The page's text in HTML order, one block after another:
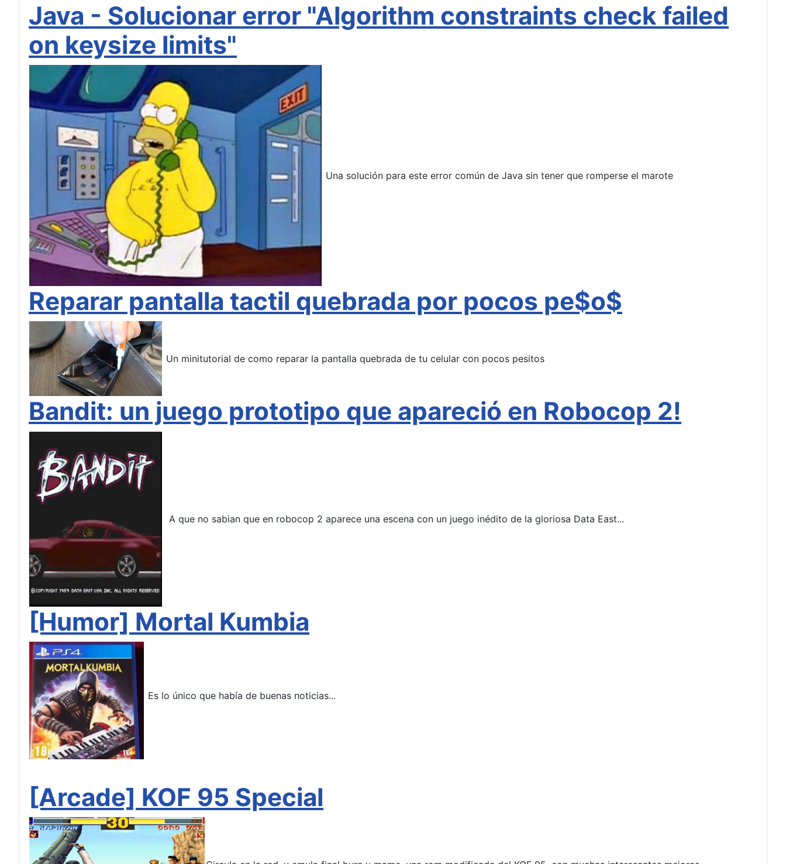
Java - Solucionar error "Algorithm constraints check failed
on keysize limits"
Una solución para este error común de Java sin tener que romperse el marote
Reparar pantalla tactil quebrada por pocos pe$o$
Un minitutorial de como reparar la pantalla quebrada de tu celular con pocos pesitos
Bandit: un juego prototipo que apareció en Robocop 2!
A que no sabian que en robocop 2 aparece una escena con un juego inédito de la gloriosa Data East...
[Humor] Mortal Kumbia
Es lo único que había de buenas noticias...
[Arcade] KOF 95 Special